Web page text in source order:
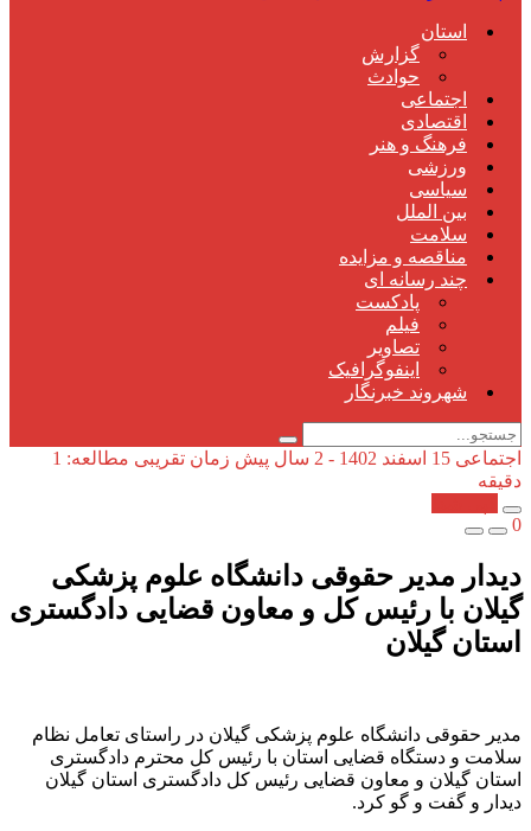
استان
گزارش
حوادث
اجتماعی
اقتصادی
فرهنگ و هنر
ورزشی
سیاسی
بین الملل
سلامت
مناقصه و مزایده
چند رسانه ای
پادکست
فیلم
تصاویر
اینفوگرافیک
شهروند خبرنگار
اجتماعی 15 اسفند 1402 - 2 سال پیش
زمان تقریبی مطالعه: 1
دقیقه
0
دیدار مدیر حقوقی دانشگاه علوم پزشکی
گیلان با رئیس کل و معاون قضایی دادگستری
استان گیلان
مدیر حقوقی دانشگاه علوم پزشکی گیلان در راستای تعامل نظام
سلامت و دستگاه قضایی استان با رئیس کل محترم دادگستری
استان گیلان و معاون قضایی رئیس کل دادگستری استان گیلان
دیدار و گفت و گو کرد.